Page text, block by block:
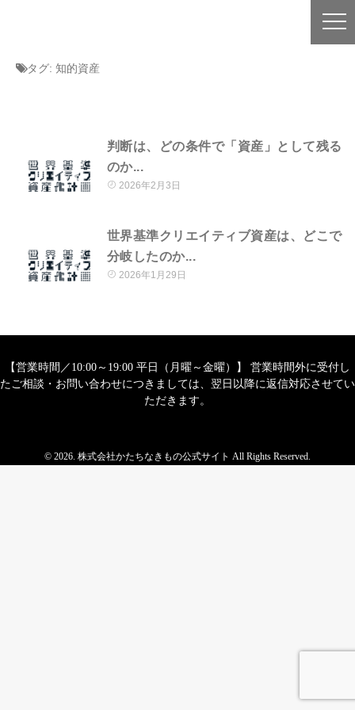
タグ: 知的資産
判断は、どの条件で「資産」として残る
のか...
2026年2月3日
世界基準クリエイティブ資産は、どこで
分岐したのか...
2026年1月29日
【営業時間／10:00～19:00 平日（月曜～金曜）】 営業時間外に受付し
たご相談・お問い合わせにつきましては、翌日以降に返信対応させてい
ただきます。
© 2026. 株式会社かたちなきもの公式サイト All Rights Reserved.